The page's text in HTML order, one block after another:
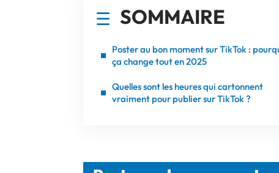
SOMMAIRE
Poster au bon moment sur TikTok :
ça change tout en 2025
Quelles sont les heures qui cartonnent
vraiment pour publier sur TikTok ?